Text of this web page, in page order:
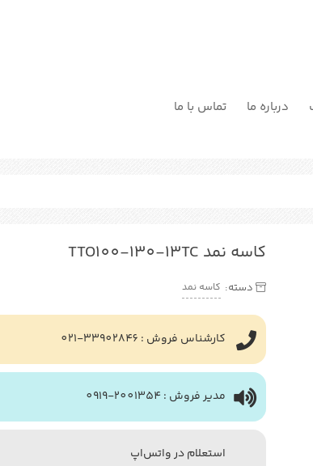
درباره ما تماس با ما
کاسه نمد TTO100-130-13TC
دسته: کاسه نمد
کارشناس فروش : 33902846-021
مدیر فروش : 2001354-0919
استعلام در واتس‌اپ